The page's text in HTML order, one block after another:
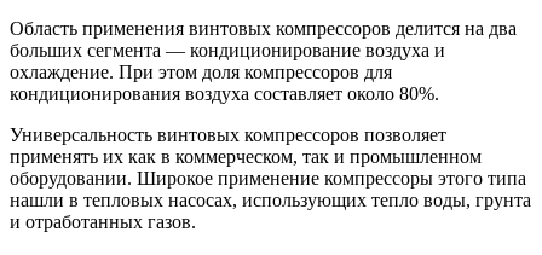
Область применения винтовых компрессоров делится на два
больших сегмента — кондиционирование воздуха и
охлаждение. При этом доля компрессоров для
кондиционирования воздуха составляет около 80%.
Универсальность винтовых компрессоров позволяет
применять их как в коммерческом, так и промышленном
оборудовании. Широкое применение компрессоры этого типа
нашли в тепловых насосах, использующих тепло воды, грунта
и отработанных газов.